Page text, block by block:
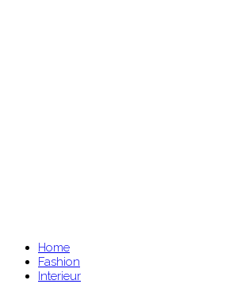
Home
Fashion
Interieur